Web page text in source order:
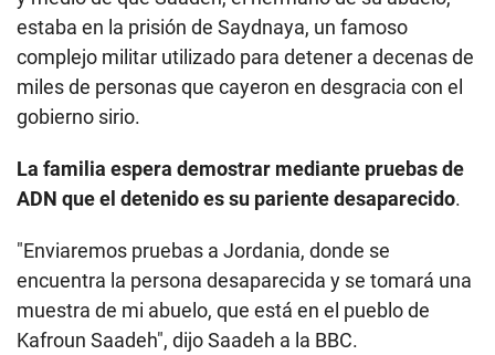
estaba en la prisión de Saydnaya, un famoso
complejo militar utilizado para detener a decenas de
miles de personas que cayeron en desgracia con el
gobierno sirio.
La familia espera demostrar mediante pruebas de
ADN que el detenido es su pariente desaparecido.
"Enviaremos pruebas a Jordania, donde se
encuentra la persona desaparecida y se tomará una
muestra de mi abuelo, que está en el pueblo de
Kafroun Saadeh", dijo Saadeh a la BBC.